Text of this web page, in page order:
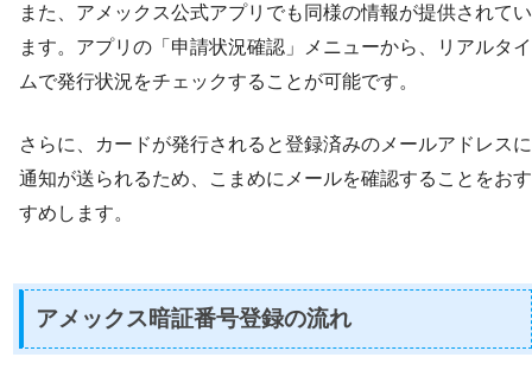
また、アメックス公式アプリでも同様の情報が提供されてい
ます。アプリの「申請状況確認」メニューから、リアルタイ
ムで発行状況をチェックすることが可能です。
さらに、カードが発行されると登録済みのメールアドレスに
通知が送られるため、こまめにメールを確認することをおす
すめします。
アメックス暗証番号登録の流れ